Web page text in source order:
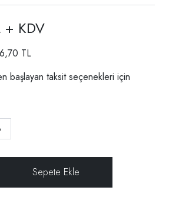
KDV
TL
başlayan taksit seçenekleri için